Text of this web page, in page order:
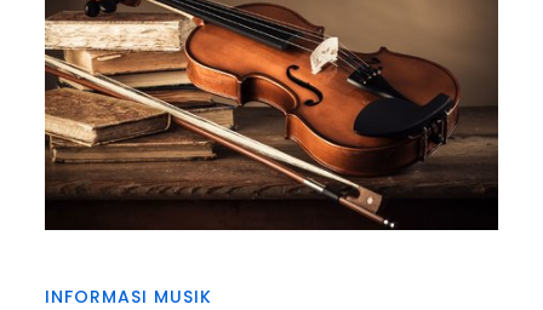
INFORMASI MUSIK